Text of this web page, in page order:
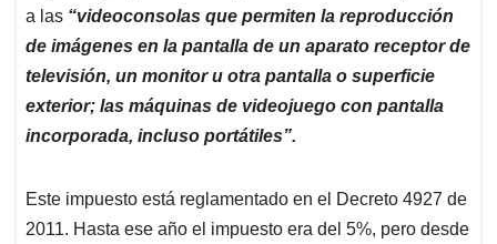
a las “videoconsolas que permiten la reproducción
de imágenes en la pantalla de un aparato receptor de
televisión, un monitor u otra pantalla o superficie
exterior; las máquinas de videojuego con pantalla
incorporada, incluso portátiles”.
Este impuesto está reglamentado en el Decreto 4927 de
2011. Hasta ese año el impuesto era del 5%, pero desde